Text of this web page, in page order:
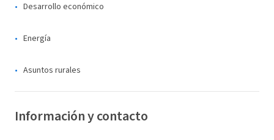
Desarrollo económico
Energía
Asuntos rurales
Información y contacto